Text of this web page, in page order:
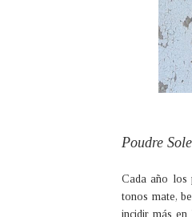
Poudre
Cada año los
tonos mate,
incidir más